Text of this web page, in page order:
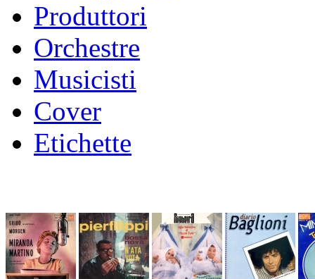
Produttori
Orchestre
Musicisti
Cover
Etichette